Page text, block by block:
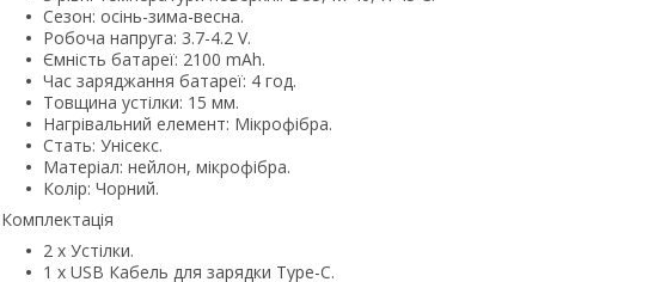
Сезон: осінь-зима-весна.
Робоча напруга: 3.7-4.2 V.
Ємність батареї: 2100 mAh.
Час заряджання батареї: 4 год.
Товщина устілки: 15 мм.
Нагрівальний елемент: Мікрофібра.
Стать: Унісекс.
Матеріал: нейлон, мікрофібра.
Колір: Чорний.
Комплектація
2 х Устілки.
1 х USB Кабель для зарядки Type-C.